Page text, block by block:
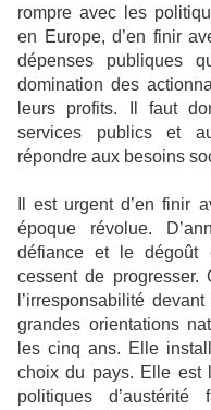
rompre avec les
en Europe, d’en finir
dépenses publiques
domination des
leurs profits. Il faut
services publics et
répondre aux besoins
Il est urgent d’en finir
époque révolue.
défiance et le dégoût
cessent de progresser.
l’irresponsabilité
grandes orientations
les cinq ans. Elle
choix du pays. Elle est
politiques